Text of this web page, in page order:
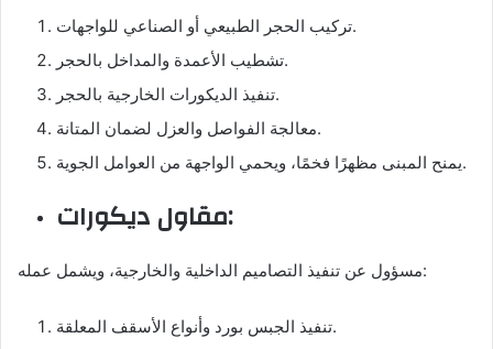
تركيب الحجر الطبيعي أو الصناعي للواجهات.
تشطيب الأعمدة والمداخل بالحجر.
تنفيذ الديكورات الخارجية بالحجر.
معالجة الفواصل والعزل لضمان المتانة.
يمنح المبنى مظهرًا فخمًا، ويحمي الواجهة من العوامل الجوية.
مقاول ديكورات:
مسؤول عن تنفيذ التصاميم الداخلية والخارجية، ويشمل عمله:
تنفيذ الجبس بورد وأنواع الأسقف المعلقة.